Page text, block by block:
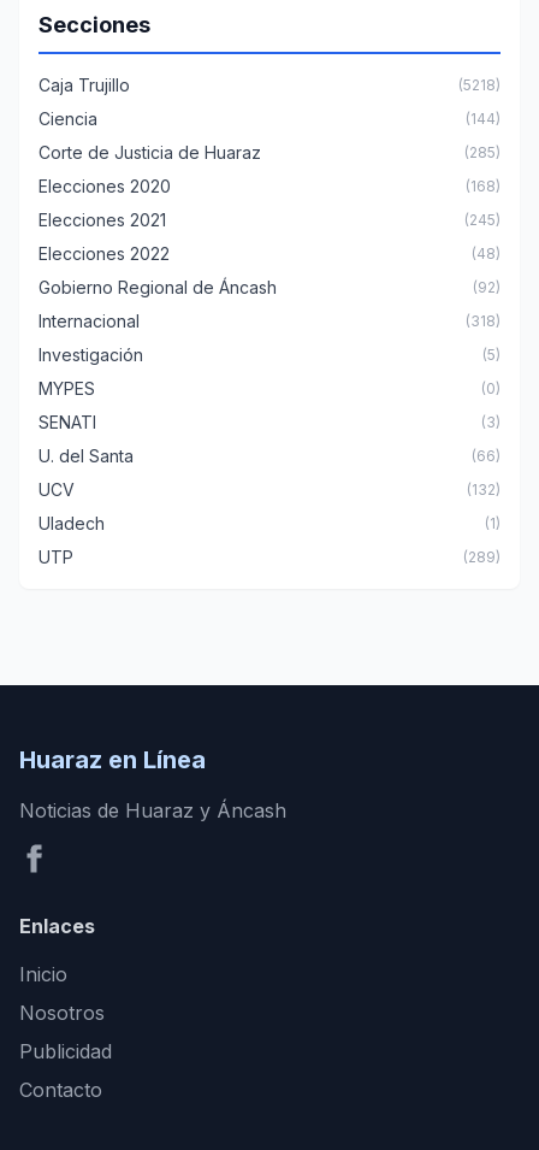
Secciones
Caja Trujillo (5218)
Ciencia (144)
Corte de Justicia de Huaraz (285)
Elecciones 2020 (168)
Elecciones 2021 (245)
Elecciones 2022 (48)
Gobierno Regional de Áncash (92)
Internacional (318)
Investigación (5)
MYPES (0)
SENATI (3)
U. del Santa (66)
UCV (132)
Uladech (1)
UTP (289)
Huaraz en Línea
Noticias de Huaraz y Áncash
Enlaces
Inicio
Nosotros
Publicidad
Contacto